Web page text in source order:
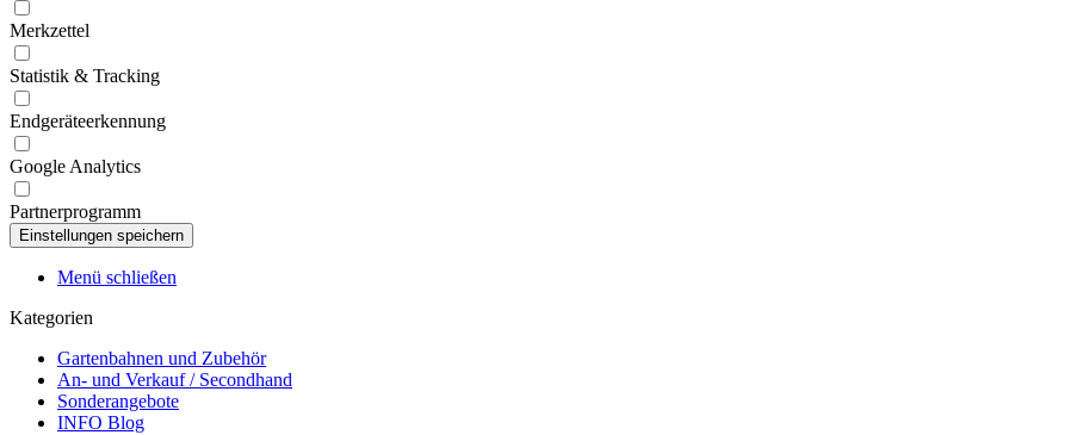
Merkzettel
Statistik & Tracking
Endgeräteerkennung
Google Analytics
Partnerprogramm
Menü schließen
Kategorien
Gartenbahnen und Zubehör
An- und Verkauf / Secondhand
Sonderangebote
INFO Blog